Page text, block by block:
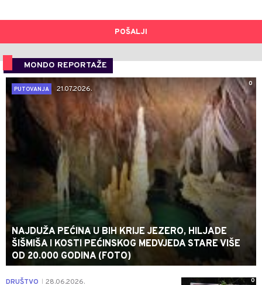
POŠALJI
MONDO REPORTAŽE
0
PUTOVANJA
21.07.2026.
NAJDUŽA PEĆINA U BIH KRIJE JEZERO, HILJADE
ŠIŠMIŠA I KOSTI PEĆINSKOG MEDVJEDA STARE VIŠE
OD 20.000 GODINA (FOTO)
0
DRUŠTVO 28.06.2026.